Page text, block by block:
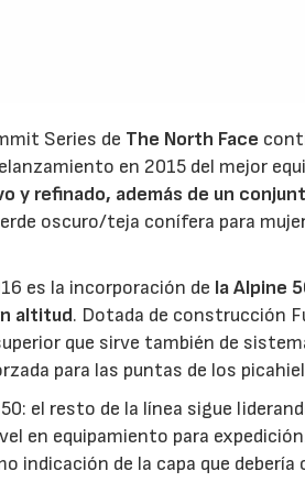
Series de The North Face
en 2015 del mejor
y refinado, además de un
oscuro/teja conífera para
es la incorporación de la Alpine
altitud. Dotada de construcción
que sirve también de
para las puntas de los
el resto de la línea sigue
en equipamiento para
indicación de la capa que